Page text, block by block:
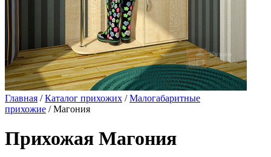
Главная /Каталог прихожих /Малогабаритные
прихожие / Магония
Прихожая Магония